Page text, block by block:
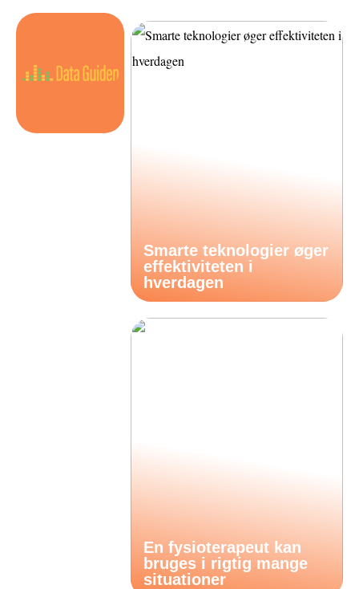
Smarte teknologier øger
effektiviteten i
hverdagen
En fysioterapeut kan
bruges i rigtig mange
situationer